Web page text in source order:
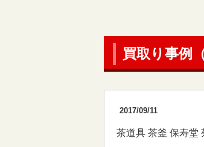
買取り事例
2017/09/11
茶道具 茶釜 保寿